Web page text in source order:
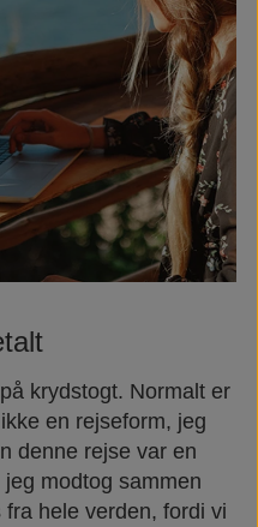
krydstogt. Normalt er
en rejseform, jeg
denne rejse var en
modtog sammen
hele verden, fordi vi